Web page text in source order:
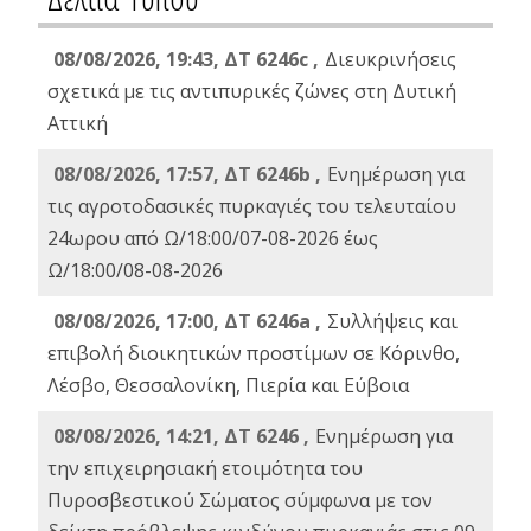
08/08/2026, 19:43, ΔT 6246c , Διευκρινήσεις
σχετικά με τις αντιπυρικές ζώνες στη Δυτική
Αττική
08/08/2026, 17:57, ΔΤ 6246b , Ενημέρωση για
τις αγροτοδασικές πυρκαγιές του τελευταίου
24ωρου από Ω/18:00/07-08-2026 έως
Ω/18:00/08-08-2026
08/08/2026, 17:00, ΔΤ 6246a , Συλλήψεις και
επιβολή διοικητικών προστίμων σε Κόρινθο,
Λέσβο, Θεσσαλονίκη, Πιερία και Εύβοια
08/08/2026, 14:21, ΔΤ 6246 , Ενημέρωση για
την επιχειρησιακή ετοιμότητα του
Πυροσβεστικού Σώματος σύμφωνα με τον